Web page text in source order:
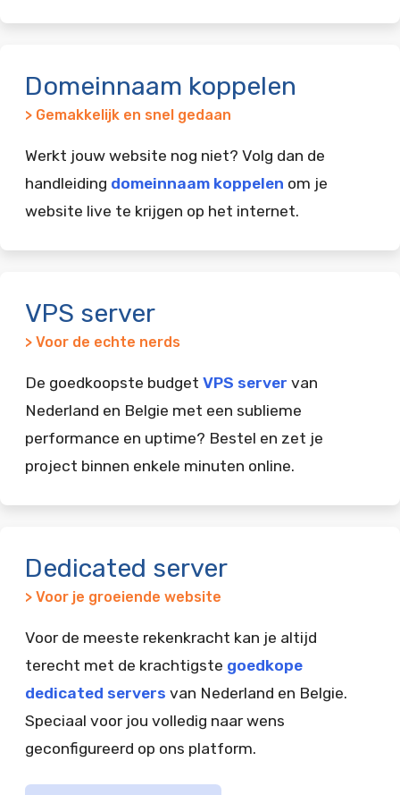
Domeinnaam koppelen
> Gemakkelijk en snel gedaan
Werkt jouw website nog niet? Volg dan de
handleiding domeinnaam koppelen om je
website live te krijgen op het internet.
VPS server
> Voor de echte nerds
De goedkoopste budget VPS server van
Nederland en Belgie met een sublieme
performance en uptime? Bestel en zet je
project binnen enkele minuten online.
Dedicated server
> Voor je groeiende website
Voor de meeste rekenkracht kan je altijd
terecht met de krachtigste goedkope
dedicated servers van Nederland en Belgie.
Speciaal voor jou volledig naar wens
geconfigureerd op ons platform.